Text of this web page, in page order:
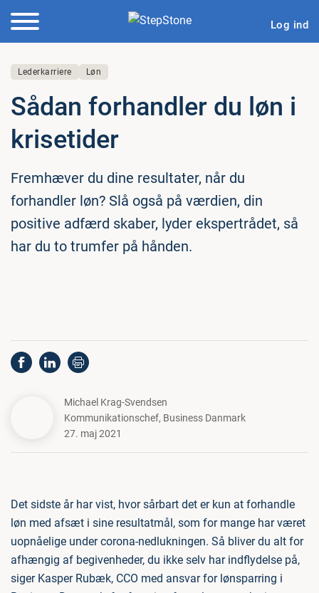
Log ind
Lederkarriere Løn
Sådan for­hand­ler du løn i
kri­se­ti­der
Fremhæver du dine resultater, når du
forhandler løn? Slå også på værdien, din
positive adfærd skaber, lyder ekspertrådet, så
har du to trumfer på hånden.
Michael Krag-Svendsen
Kommunikationschef, Business Danmark
27. maj 2021
Det sidste år har vist, hvor sårbart det er kun at forhandle
løn med afsæt i sine resultatmål, som for mange har været
uopnåelige under corona-nedlukningen. Så bliver du alt for
afhængig af begivenheder, du ikke selv har indflydelse på,
siger Kasper Rubæk, CCO med ansvar for lønsparring i